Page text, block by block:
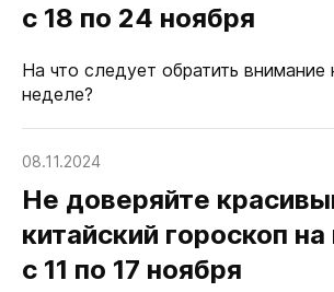
с 18 по 24 ноября
На что следует обратить внимание
неделе?
08.11.2024
Не доверяйте
китайский гороскоп
с 11 по 17 ноября